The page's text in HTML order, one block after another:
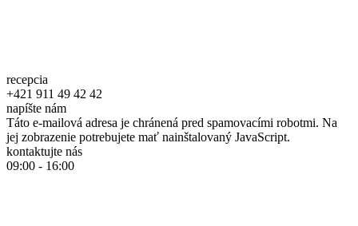
recepcia
+421 911 49 42 42
napíšte nám
Táto e-mailová adresa je chránená pred spamovacími robotmi. Na
jej zobrazenie potrebujete mať nainštalovaný JavaScript.
kontaktujte nás
09:00 - 16:00